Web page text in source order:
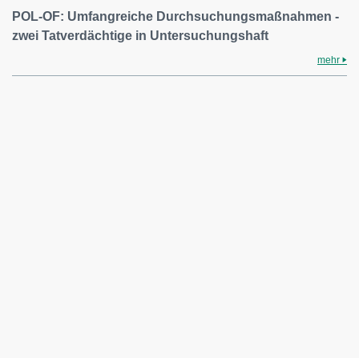
POL-OF: Umfangreiche Durchsuchungsmaßnahmen -
zwei Tatverdächtige in Untersuchungshaft
mehr